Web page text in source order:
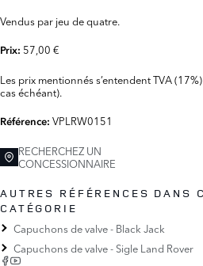
Vendus par jeu de quatre.
Prix: 57,00 €
Les prix mentionnés s’entendent TVA
cas échéant).
Référence: VPLRW0151
RECHERCHEZ UN
CONCESSIONNAIRE
AUTRES RÉFÉRENCES DANS
CATÉGORIE
Capuchons de valve - Black Jack
Capuchons de valve - Sigle Land Rover